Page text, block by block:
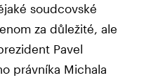
soudcovské
za důležité, ale
Pavel
právníka Michala